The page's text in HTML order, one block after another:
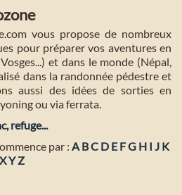
vous propose de nombreux
pour préparer vos aventures en
et dans le monde (Népal,
dans la randonnée pédestre et
aussi des idées de sorties en
ou via ferrata.
refuge...
par : A BC D E FG H I J K
XYZ